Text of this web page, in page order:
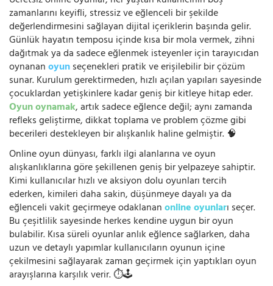
zamanlarını keyifli, stressiz ve eğlenceli bir şekilde
değerlendirmesini sağlayan dijital içeriklerin başında gelir.
Günlük hayatın temposu içinde kısa bir mola vermek, zihni
dağıtmak ya da sadece eğlenmek isteyenler için tarayıcıdan
oynananoyunseçenekleri pratik ve erişilebilir bir çözüm
sunar. Kurulum gerektirmeden, hızlı açılan yapıları sayesinde
çocuklardan yetişkinlere kadar geniş bir kitleye hitap eder.
Oyun oynamak, artık sadece eğlence değil; aynı zamanda
refleks geliştirme, dikkat toplama ve problem çözme gibi
becerileri destekleyen bir alışkanlık haline gelmiştir. 🧠
Online oyun dünyası, farklı ilgi alanlarına ve oyun
alışkanlıklarına göre şekillenen geniş bir yelpazeye sahiptir.
Kimi kullanıcılar hızlı ve aksiyon dolu oyunları tercih
ederken, kimileri daha sakin, düşünmeye dayalı ya da
eğlenceli vakit geçirmeye odaklananonline oyunları seçer.
Bu çeşitlilik sayesinde herkes kendine uygun bir oyun
bulabilir. Kısa süreli oyunlar anlık eğlence sağlarken, daha
uzun ve detaylı yapımlar kullanıcıların oyunun içine
çekilmesini sağlayarak zaman geçirmek için yaptıkları oyun
arayışlarına karşılık verir. ⏱️🕹️